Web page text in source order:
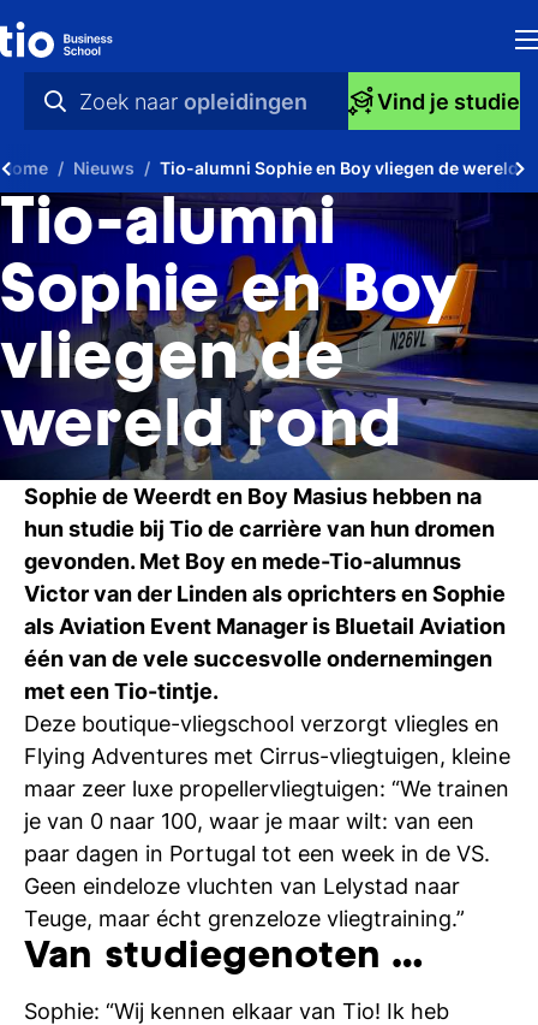
Zoek naar opleidingen
videos
nieuws
opleidingen
Vind je studie
Home Nieuws Tio-alumni Sophie en Boy vliegen de wereld
Tio-alumni
Sophie en Boy
vliegen de
wereld rond
Sophie de Weerdt en Boy Masius hebben na
hun studie bij Tio de carrière van hun dromen
gevonden. Met Boy en mede-Tio-alumnus
Victor van der Linden als oprichters en Sophie
als Aviation Event Manager is Bluetail Aviation
één van de vele succesvolle ondernemingen
met een Tio-tintje.
Deze boutique-vliegschool verzorgt vliegles en
Flying Adventures met Cirrus-vliegtuigen, kleine
maar zeer luxe propellervliegtuigen: “We trainen
je van 0 naar 100, waar je maar wilt: van een
paar dagen in Portugal tot een week in de VS.
Geen eindeloze vluchten van Lelystad naar
Teuge, maar écht grenzeloze vliegtraining.”
Van studiegenoten …
Sophie: “Wij kennen elkaar van Tio! Ik heb